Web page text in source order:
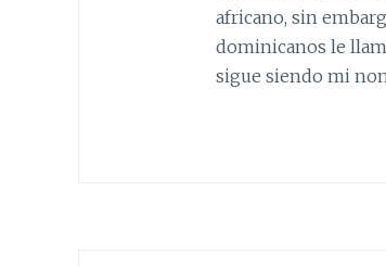
africano, sin
dominicanos le
sigue siendo mi